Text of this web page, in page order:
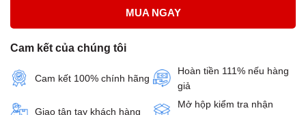
MUA NGAY
Cam kết của chúng tôi
Cam kết 100% chính hãng
Hoàn tiền 111% nếu hàng
giả
Giao tận tay khách hàng
Mở hộp kiểm tra nhận